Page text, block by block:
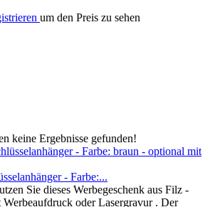
um den Preis zu sehen
keine Ergebnisse gefunden!
- Farbe:...
Sie dieses Werbegeschenk aus Filz -
oder Lasergravur . Der